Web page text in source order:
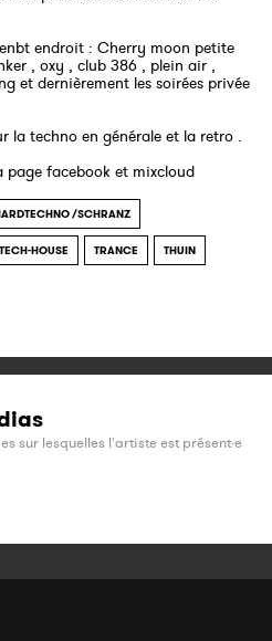
endroit : Cherry moon petite
, oxy , club 386 , plein air ,
et dernièrement les soirées privée
la techno en générale et la retro .
facebook et mixcloud
/SCHRANZ
HOUSE TRANCE THUIN
sur lesquelles l'artiste est présent·e